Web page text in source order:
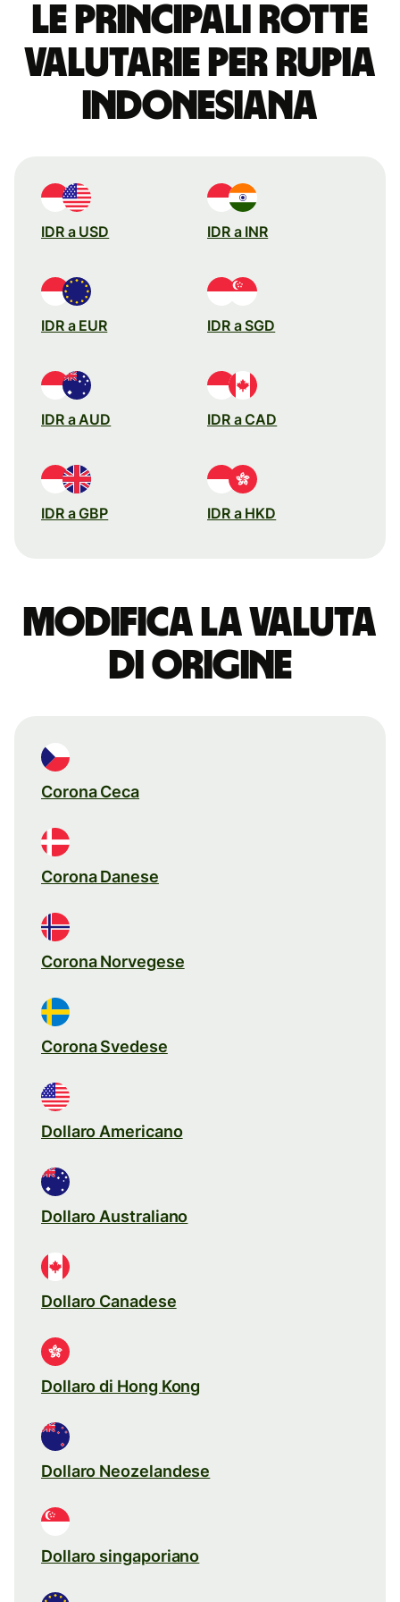
Le principali rotte
valutarie per rupia
indonesiana
IDR a USD IDR a INR
IDR a EUR IDR a SGD
IDR a AUD IDR a CAD
IDR a GBP IDR a HKD
Modifica la valuta
di origine
Corona Ceca
Corona Danese
Corona Norvegese
Corona Svedese
Dollaro Americano
Dollaro Australiano
Dollaro Canadese
Dollaro di Hong Kong
Dollaro Neozelandese
Dollaro singaporiano